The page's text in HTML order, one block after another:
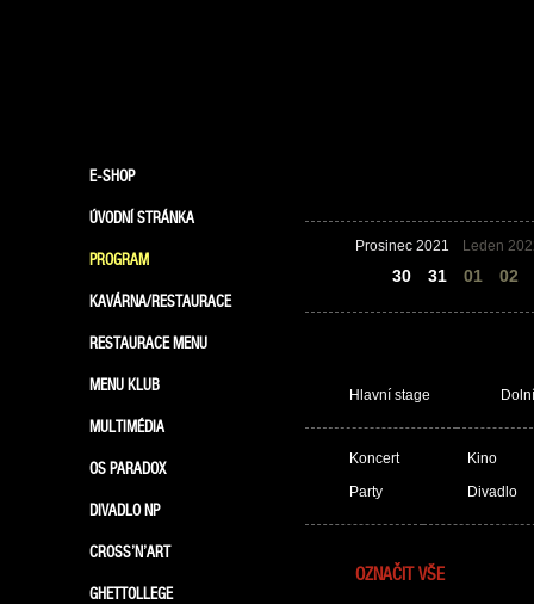
E-SHOP
ÚVODNÍ STRÁNKA
PROGRAM
KAVÁRNA/RESTAURACE
RESTAURACE MENU
MENU KLUB
MULTIMÉDIA
OS PARADOX
DIVADLO NP
CROSS’N’ART
GHETTOLLEGE
Prosinec 2021
30 31
Leden
01 02
Hlavní stage
Koncert
Party
Kino
Divadlo
OZNAČIT VŠE